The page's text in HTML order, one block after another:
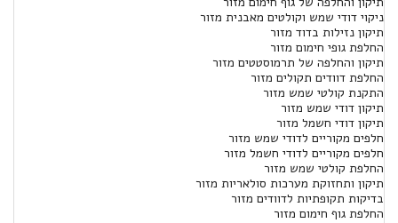
ניקוי דודי שמש וקולטים מאבנית מזור
תיקון נזילות בדוד מזור
החלפת גופי חימום מזור
תיקון והחלפה של תרמוסטטים מזור
החלפת דוודים תקולים מזור
התקנת קולטי שמש מזור
תיקון דודי שמש מזור
תיקון דודי חשמל מזור
חלפים מקוריים לדודי שמש מזור
חלפים מקוריים לדודי חשמל מזור
החלפת קולטי שמש מזור
תיקון ותחזוקת מערכות סולאריות מזור
בדיקות תקופתיות לדוודים מזור
החלפת גוף חימום מזור